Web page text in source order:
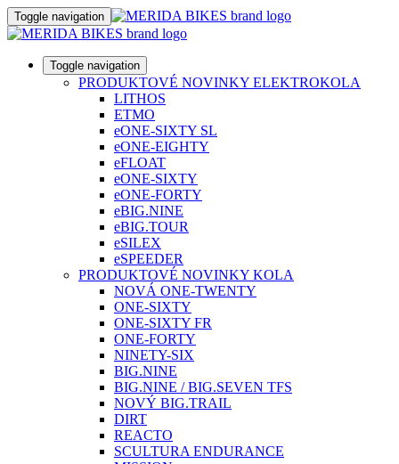
Toggle navigation
Toggle navigation
PRODUKTOVÉ NOVINKY ELEKTROKOLA
LITHOS
ETMO
eONE-SIXTY SL
eONE-EIGHTY
eFLOAT
eONE-SIXTY
eONE-FORTY
eBIG.NINE
eBIG.TOUR
eSILEX
eSPEEDER
PRODUKTOVÉ NOVINKY KOLA
NOVÁ ONE-TWENTY
ONE-SIXTY
ONE-SIXTY FR
ONE-FORTY
NINETY-SIX
BIG.NINE
BIG.NINE / BIG.SEVEN TFS
NOVÝ BIG.TRAIL
DIRT
REACTO
SCULTURA ENDURANCE